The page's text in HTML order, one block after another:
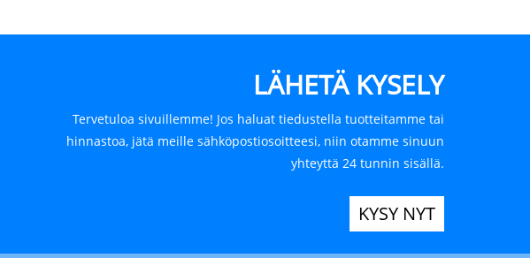
LÄHETÄ KYSELY
Tervetuloa sivuillemme! Jos haluat tiedustella tuotteitamme tai
hinnastoa, jätä meille sähköpostiosoitteesi, niin otamme sinuun
yhteyttä 24 tunnin sisällä.
KYSY NYT